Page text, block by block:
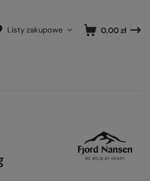
Listy zakupowe 0,00 zł